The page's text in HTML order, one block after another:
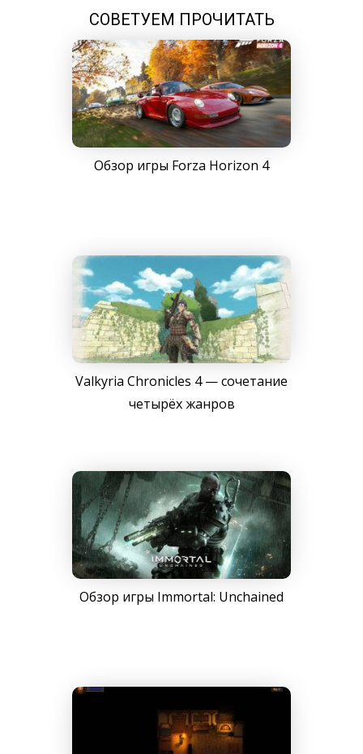
СОВЕТУЕМ ПРОЧИТАТЬ
Обзор игры Forza Horizon 4
Valkyria Chronicles 4 — сочетание
четырёх жанров
Обзор игры Immortal: Unchained